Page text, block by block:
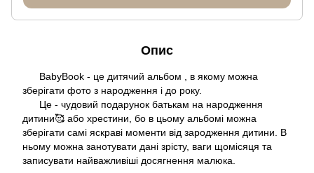
Опис
BabyBook - це дитячий альбом , в якому можна
зберігати фото з народження і до року.
Це - чудовий подарунок батькам на народження
дитини🥰 або хрестини, бо в цьому альбомі можна
зберігати самі яскраві моменти від зародження дитини. В
ньому можна занотувати дані зрісту, ваги щомісяця та
записувати найважливіші досягнення малюка.